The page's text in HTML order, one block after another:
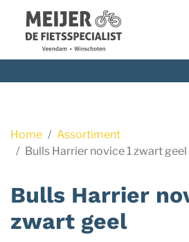
Navigatie
Home
Assortiment
Bulls Harrier novice 1 zwart geel
Bulls Harrier
zwart geel